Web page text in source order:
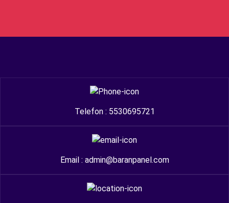
Telefon : 5530695721
Email : admin@baranpanel.com